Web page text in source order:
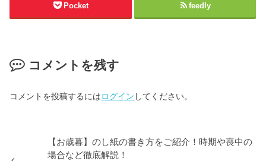
Pocket feedly
コメントを残す
コメントを投稿するにはログイン してください。
【お歳暮】のし紙の書き方をご紹介！時期や喪中の
場合など徹底解説！